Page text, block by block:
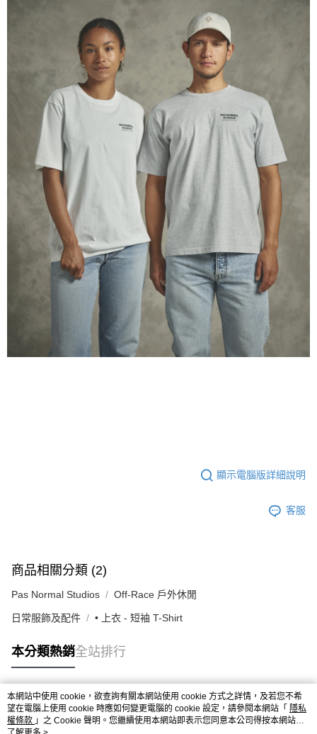
顯示電腦版詳細說明
客服
商品相關分類 (2)
Pas Normal Studios Off-Race 戶外休閒
日常服飾及配件 • 上衣 - 短袖 T-Shirt
本分類熱銷全站排行
熱門標籤
本網站中使用 cookie，欲查詢有關本網站使用 cookie 方式之詳情，及若您不希
望在電腦上使用 cookie 時應如何變更電腦的 cookie 設定，請參閱本網站「 隱私
權條款 」之 Cookie 聲明。您繼續使用本網站即表示您同意本公司得按本網站使